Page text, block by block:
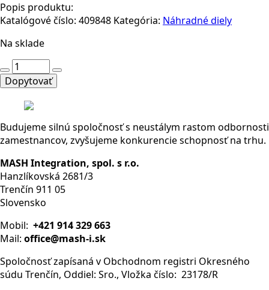
Popis produktu:
Katalógové číslo: 409848 Kategória: Náhradné diely
Na sklade
množstvo
Schrack
MT78740
pätica
Dopytovať
Budujeme silnú spoločnosť s neustálym rastom odbornosti
zamestnancov, zvyšujeme konkurencie schopnosť na trhu.
MASH Integration, spol. s r.o.
Hanzlíkovská 2681/3
Trenčín 911 05
Slovensko
Mobil: +421 914 329 663
Mail: office@mash-i.sk
Spoločnosť zapísaná v Obchodnom registri Okresného
súdu Trenčín, Oddiel: Sro., Vložka číslo: 23178/R